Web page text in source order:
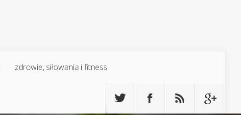
zdrowie, siłowania i fitness